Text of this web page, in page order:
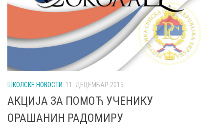
ШКОЛСКЕ НОВОСТИ 11. ДЕЦЕМБАР 2015.
АКЦИЈА ЗА ПОМОЋ УЧЕНИКУ
ОРАШАНИН РАДОМИРУ